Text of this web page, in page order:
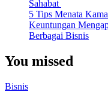
Sahabat
5 Tips Menata
Keuntungan
Berbagai Bisnis
You missed
Bisnis